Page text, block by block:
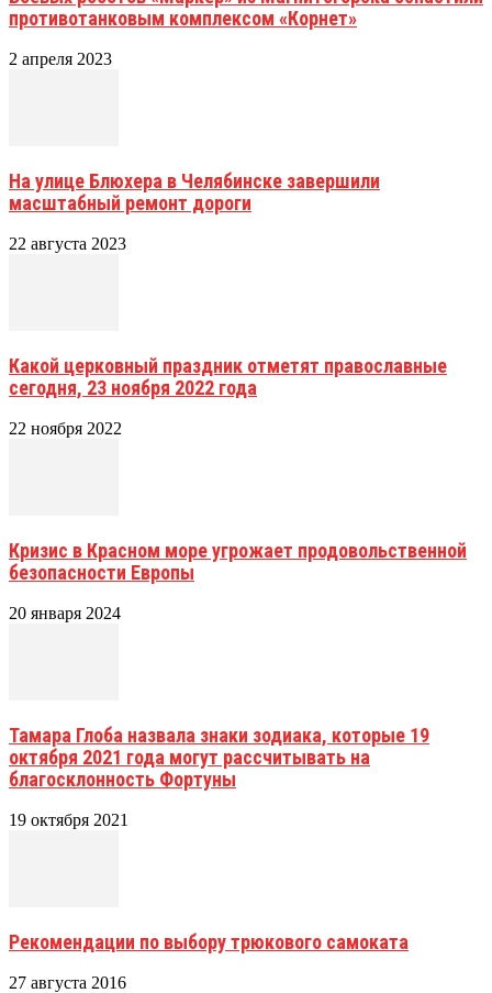
противотанковым комплексом «Корнет»
2 апреля 2023
На улице Блюхера в Челябинске завершили
масштабный ремонт дороги
22 августа 2023
Какой церковный праздник отметят православные
сегодня, 23 ноября 2022 года
22 ноября 2022
Кризис в Красном море угрожает продовольственной
безопасности Европы
20 января 2024
Тамара Глоба назвала знаки зодиака, которые 19
октября 2021 года могут рассчитывать на
благосклонность Фортуны
19 октября 2021
Рекомендации по выбору трюкового самоката
27 августа 2016